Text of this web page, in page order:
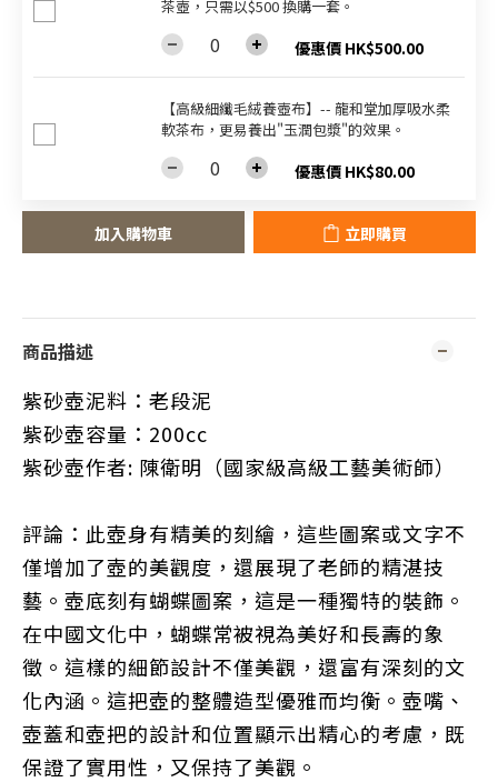
茶壺，只需以$500 換購一套。
優惠價 HK$500.00
【高級細纖毛絨養壺布】-- 龍和堂加厚吸水柔
軟茶布，更易養出"玉潤包漿"的效果。
優惠價 HK$80.00
加入購物車 立即購買
商品描述
紫砂壺泥料：老段泥
紫砂壺容量：200cc
紫砂壺作者: 陳衛明（國家級高級工藝美術師）
評論： 此壺身有精美的刻繪，這些圖案或文字不
僅增加了壺的美觀度，還展現了老師的精湛技
藝。壺底刻有蝴蝶圖案，這是一種獨特的裝飾。
在中國文化中，蝴蝶常被視為美好和長壽的象
徵。這樣的細節設計不僅美觀，還富有深刻的文
化內涵。這把壺的整體造型優雅而均衡。壺嘴、
壺蓋和壺把的設計和位置顯示出精心的考慮，既
保證了實用性，又保持了美觀 。